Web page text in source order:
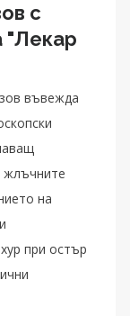
с
"Лекар
въвежда
жлъчните
на
при остър